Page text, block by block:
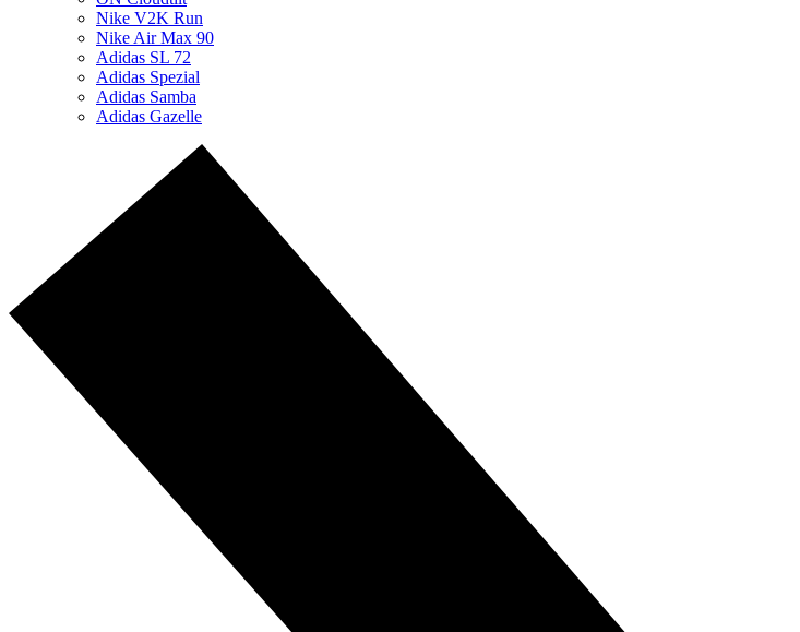
Nike V2K Run
Nike Air Max 90
Adidas SL 72
Adidas Spezial
Adidas Samba
Adidas Gazelle